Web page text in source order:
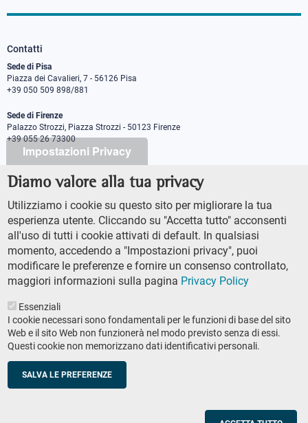
Impostazioni Privacy
Diamo valore alla tua privacy
Utilizziamo i cookie su questo sito per migliorare la tua
esperienza utente. Cliccando su "Accetta tutto" acconsenti
all'uso di tutti i cookie attivati di default. In qualsiasi
momento, accedendo a "Impostazioni privacy", puoi
modificare le preferenze e fornire un consenso controllato,
maggiori informazioni sulla pagina Privacy Policy
Essenziali
I cookie necessari sono fondamentali per le funzioni di base del sito
Web e il sito Web non funzionerà nel modo previsto senza di essi.
Questi cookie non memorizzano dati identificativi personali.
SALVA LE PREFERENZE
Contatti
Sede di Pisa
Piazza dei Cavalieri, 7 - 56126 Pisa
+39 050 509 898/881
Sede di Firenze
Palazzo Strozzi, Piazza Strozzi - 50123 Firenze
+39 055 26 73300
PEC protocollo@pec.sns.it
Codice Fiscale 8000 5050507
Ufficio comunicazione
Addetto stampa
URP - Ufficio relazioni con il pubblico
Footer
secondary
AMMINISTRAZIONE TRASPARENTE